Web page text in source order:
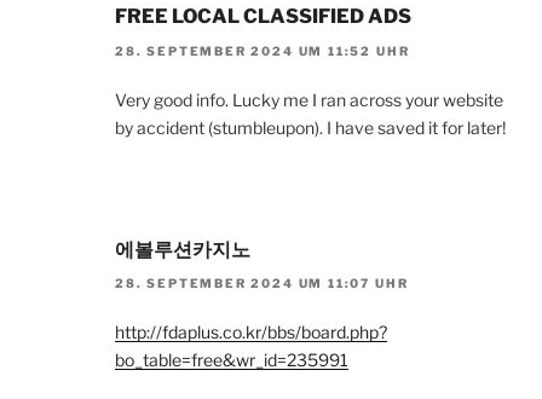
FREE LOCAL CLASSIFIED ADS
28. SEPTEMBER 2024 UM 11:52 UHR
Very good info. Lucky me I ran across your website
by accident (stumbleupon). I have saved it for later!
에볼루션카지노
28. SEPTEMBER 2024 UM 11:07 UHR
http://fdaplus.co.kr/bbs/board.php?
bo_table=free&wr_id=235991